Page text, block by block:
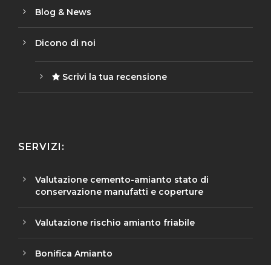
Blog & News
Dicono di noi
Scrivi la tua recensione
SERVIZI:
Valutazione cemento-amianto stato di
conservazione manufatti e coperture
Valutazione rischio amianto friabile
Bonifica Amianto